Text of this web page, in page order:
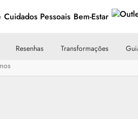
Cuidados Pessoais Bem-Estar
Resenhas Transformações